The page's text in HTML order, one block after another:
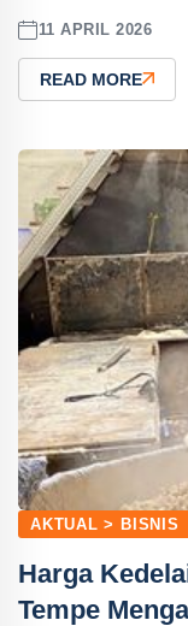
11 APRIL 2026
READ MORE
AKTUAL > BISNIS
Harga
Tempe